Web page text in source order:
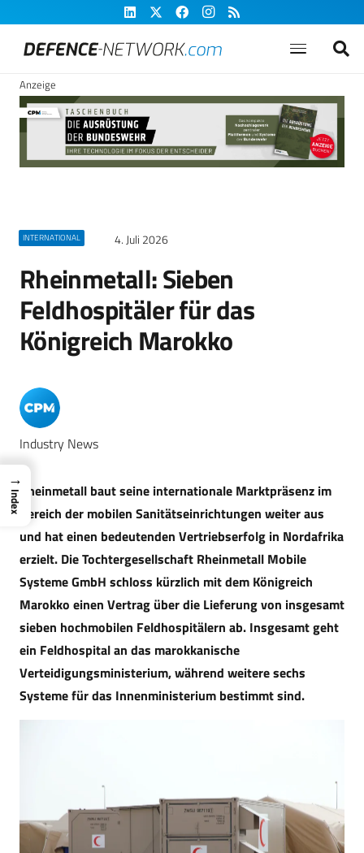
Anzeige
INTERNATIONAL 4. Juli 2026
Rheinmetall: Sieben
Feldhospitäler für das
Königreich Marokko
Industry News
Rheinmetall baut seine internationale Marktpräsenz im
Bereich der mobilen Sanitätseinrichtungen weiter aus
und hat einen bedeutenden Vertriebserfolg in Nordafrika
erzielt. Die Tochtergesellschaft Rheinmetall Mobile
Systeme GmbH schloss kürzlich mit dem Königreich
Marokko einen Vertrag über die Lieferung von insgesamt
sieben hochmobilen Feldhospitälern ab. Insgesamt geht
ein Feldhospital an das marokkanische
Verteidigungsministerium, während weitere sechs
Systeme für das Innenministerium bestimmt sind.
→
Index